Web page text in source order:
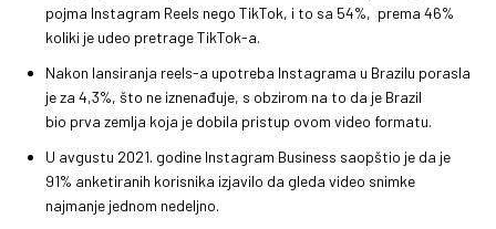
pojma Instagram Reels nego TikTok, i to sa 54%, prema 46%
koliki je udeo pretrage TikTok-a.
Nakon lansiranja reels-a upotreba Instagrama u Brazilu porasla
je za 4,3%, što ne iznenađuje, s obzirom na to da je Brazil
bio prva zemlja koja je dobila pristup ovom video formatu.
U avgustu 2021. godine Instagram Business saopštio je da je
91% anketiranih korisnika izjavilo da gleda video snimke
najmanje jednom nedeljno.